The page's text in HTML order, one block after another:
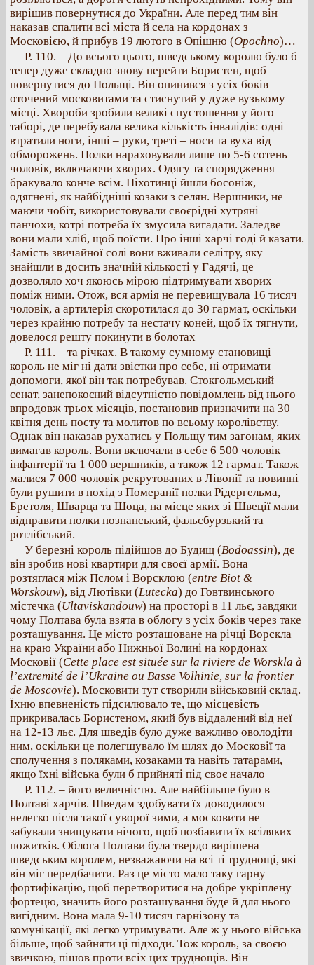
вирішив повернутися до України. Але перед тим він
наказав спалити всі міста й села на кордонах з
Московією, й прибув 19 лютого в Опішню (Opochno)…
Р. 110. – До всього цього, шведському королю було б
тепер дуже складно знову перейти Бористен, щоб
повернутися до Польщі. Він опинився з усіх боків
оточений московитами та стиснутий у дуже вузькому
місці. Хвороби зробили великі спустошення у його
таборі, де перебувала велика кількість інвалідів: одні
втратили ноги, інші – руки, треті – носи та вуха від
обморожень. Полки нараховували лише по 5-6 сотень
чоловік, включаючи хворих. Одягу та спорядження
бракувало конче всім. Піхотинці йшли босоніж,
одягнені, як найбідніші козаки з селян. Вершники, не
маючи чобіт, використовували своєрідні хутряні
панчохи, котрі потреба їх змусила вигадати. Заледве
вони мали хліб, щоб поїсти. Про інші харчі годі й казати.
Замість звичайної солі вони вживали селітру, яку
знайшли в досить значній кількості у Гадячі, це
дозволяло хоч якоюсь мірою підтримувати хворих
поміж ними. Отож, вся армія не перевищувала 16 тисяч
чоловік, а артилерія скоротилася до 30 гармат, оскільки
через крайню потребу та нестачу коней, щоб їх тягнути,
довелося решту покинути в болотах
Р. 111. – та річках. В такому сумному становищі
король не міг ні дати звістки про себе, ні отримати
допомоги, якої він так потребував. Стокгольмський
сенат, занепокоєний відсутністю повідомлень від нього
впродовж трьох місяців, постановив призначити на 30
квітня день посту та молитов по всьому королівству.
Однак він наказав рухатись у Польщу тим загонам, яких
вимагав король. Вони включали в себе 6 500 чоловік
інфантерії та 1 000 вершників, а також 12 гармат. Також
малися 7 000 чоловік рекрутованих в Лівонії та повинні
були рушити в похід з Померанії полки Рідергельма,
Бретоля, Шварца та Шоца, на місце яких зі Швеції мали
відправити полки познанський, фальсбурзький та
ротлібський.
У березні король підійшов до Будищ (Bodoassin), де
він зробив нові квартири для своєї армії. Вона
розтяглася між Пслом і Ворсклою (entre Biot &
Worskouw), від Лютівки (Lutecka) до Говтвинського
містечка (Ultaviskandouw) на просторі в 11 льє, завдяки
чому Полтава була взята в облогу з усіх боків через таке
розташування. Це місто розташоване на річці Ворскла
на краю України або Нижньої Волині на кордонах
Московії (Cette place est située sur la riviere de Worskla à
l’extremité de l’Ukraine ou Basse Volhinie, sur la frontier
de Moscovie). Московити тут створили військовий склад.
Їхню впевненість підсилювало те, що місцевість
прикривалась Бористеном, який був віддалений від неї
на 12-13 льє. Для шведів було дуже важливо оволодіти
ним, оскільки це полегшувало їм шлях до Московії та
сполучення з поляками, козаками та навіть татарами,
якщо їхні війська були б прийняті під своє начало
Р. 112. – його величністю. Але найбільше було в
Полтаві харчів. Шведам здобувати їх доводилося
нелегко після такої суворої зими, а московити не
забували знищувати нічого, щоб позбавити їх всіляких
пожитків. Облога Полтави була твердо вирішена
шведським королем, незважаючи на всі ті труднощі, які
він міг передбачити. Раз це місто мало таку гарну
фортифікацію, щоб перетворитися на добре укріплену
фортецю, значить його розташування буде й для нього
вигідним. Вона мала 9-10 тисяч гарнізону та
комунікації, які легко утримувати. Але ж у нього війська
більше, щоб зайняти ці підходи. Тож король, за своєю
звичкою, пішов проти всіх цих труднощів. Він